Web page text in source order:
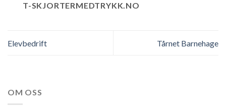
T-SKJORTERMEDTRYKK.NO
Elevbedrift Tårnet Barnehage
OM OSS